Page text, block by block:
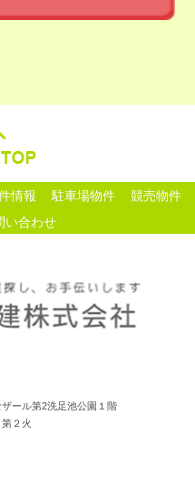
情報 駐車場物件
競売物件
い合わせ
ール第2洗足池公園１階
２火